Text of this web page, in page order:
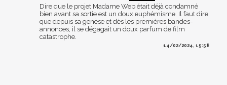
Dire que le projet Madame Web était déjà condamné
bien avant sa sortie est un doux euphémisme. Il faut dire
que depuis sa genèse et dès les premières bandes-
annonces, il se dégagait un doux parfum de film
catastrophe.
14/02/2024, 15:58